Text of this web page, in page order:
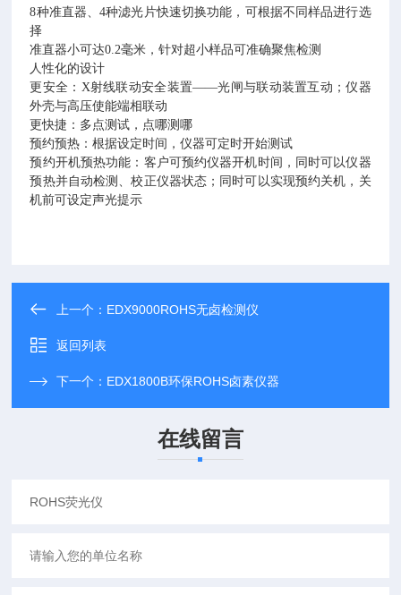
8种准直器、4种滤光片快速切换功能，可根据不同样品进行选
择
准直器小可达0.2毫米，针对超小样品可准确聚焦检测
人性化的设计
更安全：X射线联动安全装置——光闸与联动装置互动；仪器
外壳与高压使能端相联动
更快捷：多点测试，点哪测哪
预约预热：根据设定时间，仪器可定时开始测试
预约开机预热功能：客户可预约仪器开机时间，同时可以仪器
预热并自动检测、校正仪器状态；同时可以实现预约关机，关
机前可设定声光提示
上一个： EDX9000ROHS无卤检测仪
返回列表
下一个： EDX1800B环保ROHS卤素仪器
在线留言